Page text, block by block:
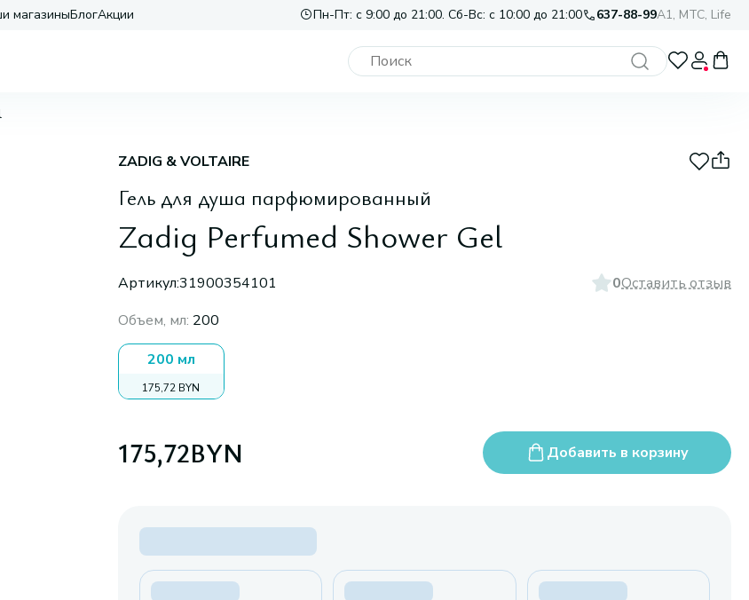
магазиныБлогАкции Пн-Пт: с 9:00 до 21:00. Сб-Вс: с 10:00 до 21:00 637-88-99A1, МТС, Life
ZADIG & VOLTAIRE
Гель для душа парфюмированный
Zadig Perfumed Shower Gel
Артикул:31900354101 0Оставить отзыв
Объем, мл: 200
200 мл
175,72 BYN
175,72BYN Добавить в корзину